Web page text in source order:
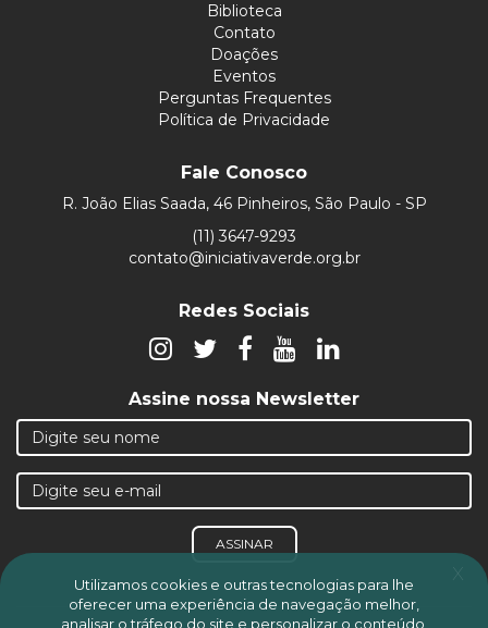
Biblioteca
Contato
Doações
Eventos
Perguntas Frequentes
Política de Privacidade
Fale Conosco
R. João Elias Saada, 46 Pinheiros, São Paulo - SP
(11) 3647-9293
contato@iniciativaverde.org.br
Redes Sociais
Assine nossa Newsletter
ASSINAR
x
Utilizamos cookies e outras tecnologias para lhe
oferecer uma experiência de navegação melhor,
analisar o tráfego do site e personalizar o conteúdo,